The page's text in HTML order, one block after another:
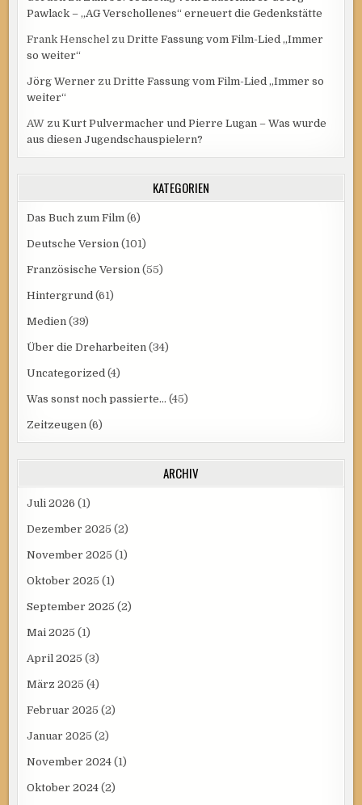
Pawlack – „AG Verschollenes“ erneuert die Gedenkstätte
Frank Henschel zuDritte Fassung vom Film-Lied „Immer
so weiter“
Jörg Werner zuDritte Fassung vom Film-Lied „Immer so
weiter“
AW zuKurt Pulvermacher und Pierre Lugan – Was wurde
aus diesen Jugendschauspielern?
KATEGORIEN
Das Buch zum Film (6)
Deutsche Version (101)
Französische Version (55)
Hintergrund (61)
Medien (39)
Über die Dreharbeiten (34)
Uncategorized (4)
Was sonst noch passierte… (45)
Zeitzeugen (6)
ARCHIV
Juli 2026 (1)
Dezember 2025 (2)
November 2025 (1)
Oktober 2025 (1)
September 2025 (2)
Mai 2025 (1)
April 2025 (3)
März 2025 (4)
Februar 2025 (2)
Januar 2025 (2)
November 2024 (1)
Oktober 2024 (2)